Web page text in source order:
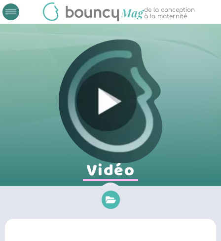
de la conception
à la maternité
Vidéo